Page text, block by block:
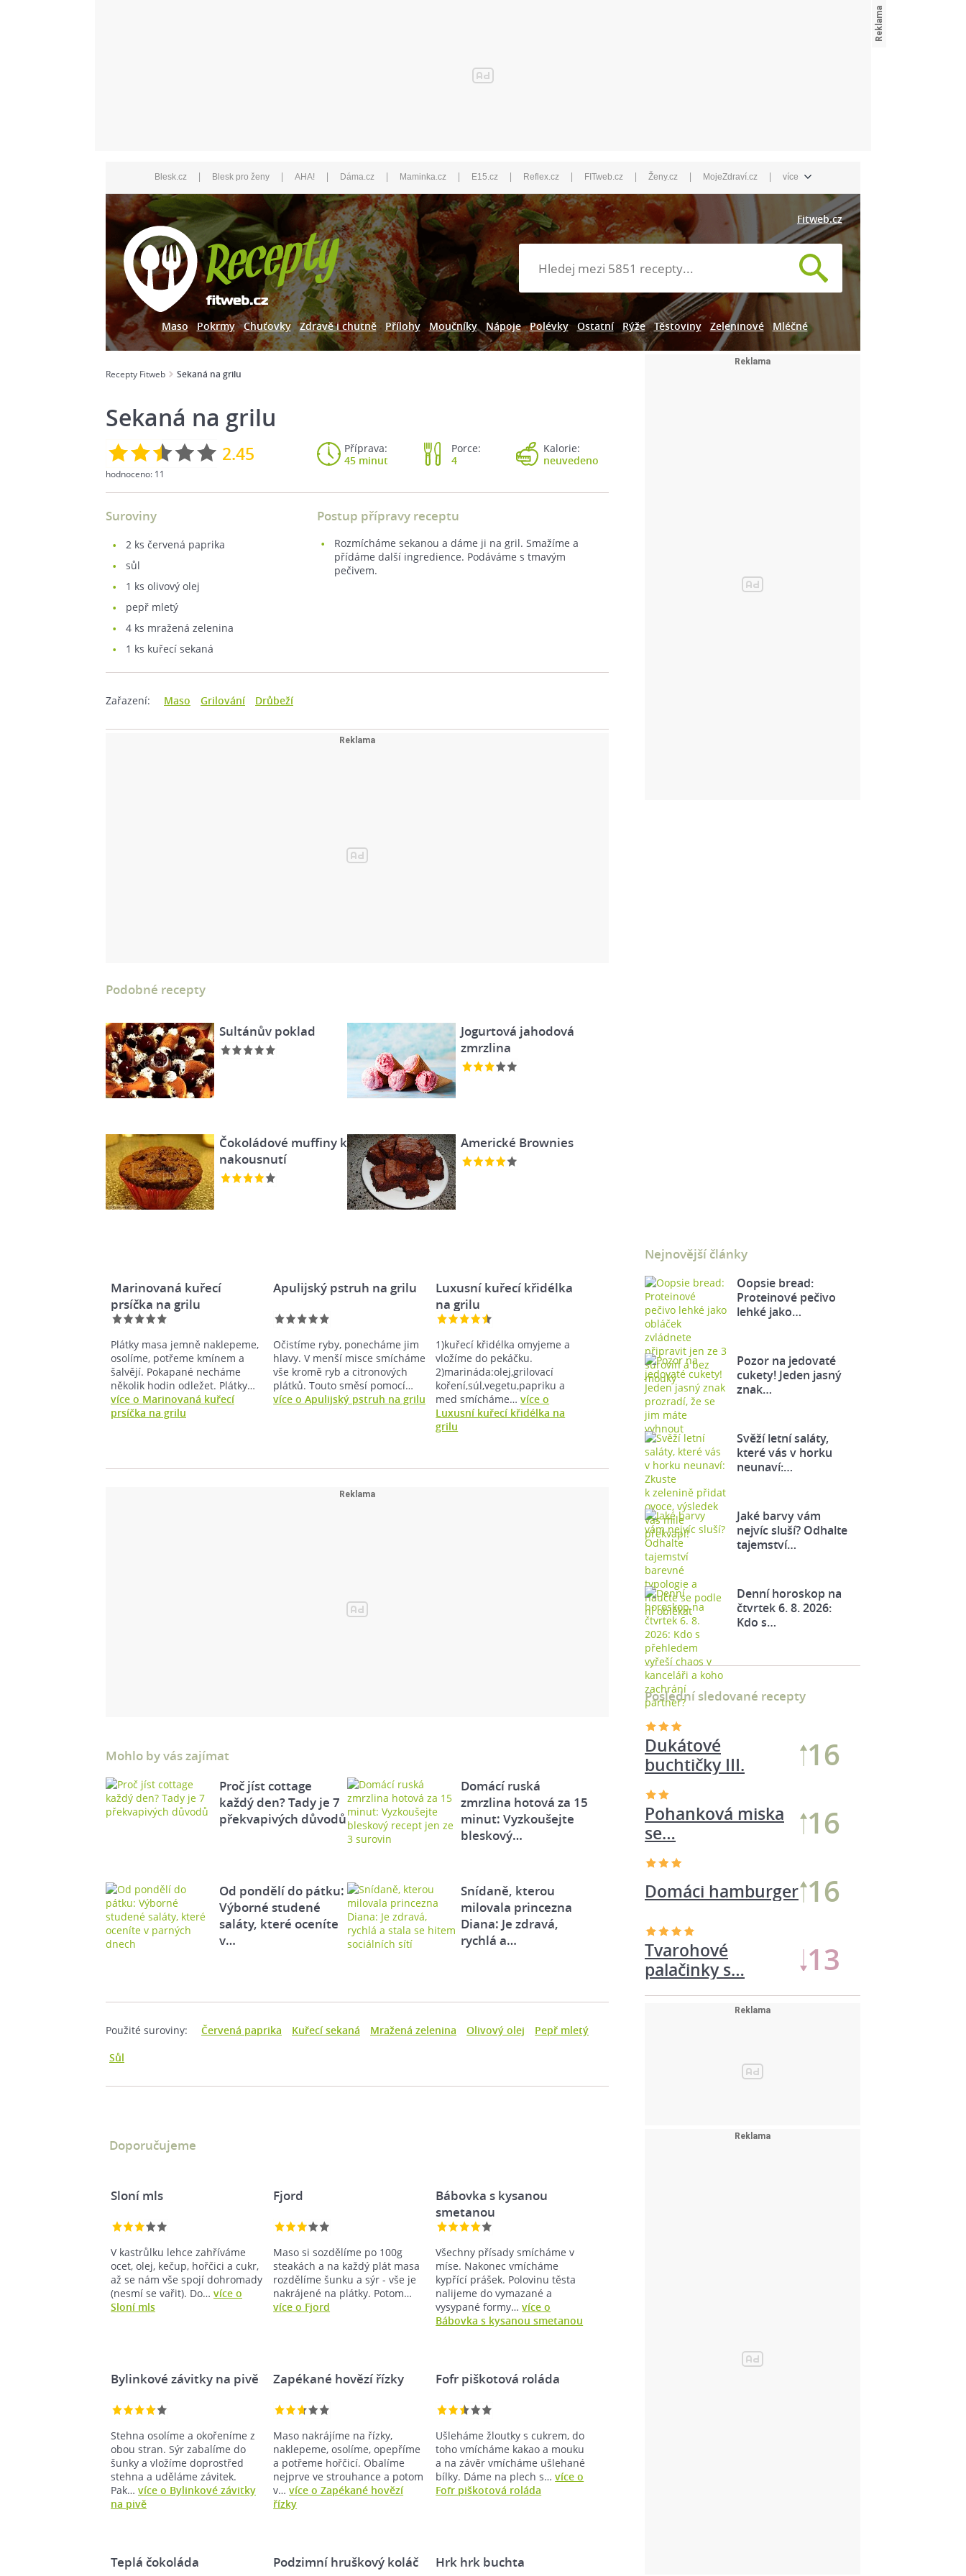
Blesk.cz | Blesk pro ženy | AHA! | Dáma.cz | Maminka.cz | E15.cz | Reflex.cz | FITweb.cz | Ženy.cz | MojeZdraví.cz | více
Fitweb.cz
Maso Pokrmy Chuťovky Zdravě i chutně Přílohy Moučníky Nápoje Polévky Ostatní Rýže Těstoviny Zeleninové Mléčné
Recepty Fitweb Sekaná na grilu
Sekaná na grilu
2.45
hodnoceno: 11
Příprava:
45 minut
Porce:
4
Kalorie:
neuvedeno
Suroviny
2 ks červená paprika
sůl
1 ks olivový olej
pepř mletý
4 ks mražená zelenina
1 ks kuřecí sekaná
Postup přípravy receptu
Rozmícháme sekanou a dáme ji na gril. Smažíme a
přídáme další ingredience. Podáváme s tmavým
pečivem.
Zařazení: Maso Grilování Drůbeží
Podobné recepty
Sultánův poklad
Jogurtová jahodová
zmrzlina
Čokoládové muffiny k
nakousnutí
Americké Brownies
Marinovaná kuřecí
prsíčka na grilu
Plátky masa jemně naklepeme,
osolíme, potřeme kmínem a
šalvějí. Pokapané necháme
několik hodin odležet. Plátky…
více o Marinovaná kuřecí
prsíčka na grilu
Apulijský pstruh na grilu
Očistíme ryby, ponecháme jim
hlavy. V menší misce smícháme
vše kromě ryb a citronových
plátků. Touto směsí pomocí…
více o Apulijský pstruh na grilu
Luxusní kuřecí křidélka
na grilu
1)kuřecí křidélka omyjeme a
vložíme do pekáčku.
2)marináda:olej,grilovací
koření,súl,vegetu,papriku a
med smícháme…více o
Luxusní kuřecí křidélka na
grilu
Mohlo by vás zajímat
Proč jíst cottage
každý den? Tady je 7
překvapivých důvodů
Domácí ruská
zmrzlina hotová za 15
minut: Vyzkoušejte
bleskový…
Od pondělí do pátku:
Výborné studené
saláty, které oceníte
v…
Snídaně, kterou
milovala princezna
Diana: Je zdravá,
rychlá a…
Použité suroviny: Červená paprika Kuřecí sekaná Mražená zelenina Olivový olej
Pepř mletý
Sůl
Doporučujeme
Sloní mls
V kastrůlku lehce zahříváme
ocet, olej, kečup, hořčici a cukr,
až se nám vše spojí dohromady
(nesmí se vařit). Do… více o
Sloní mls
Fjord
Maso si sozdělíme po 100g
steakách a na každý plát masa
rozdělíme šunku a sýr - vše je
nakrájené na plátky. Potom…
více o Fjord
Bábovka s kysanou
smetanou
Všechny přísady smícháme v
míse. Nakonec vmícháme
kypřící prášek. Polovinu těsta
nalijeme do vymazané a
vysypané formy…více o
Bábovka s kysanou smetanou
Bylinkové závitky na pivě
Stehna osolíme a okořeníme z
obou stran. Sýr zabalíme do
šunky a vložíme doprostřed
stehna a uděláme závitek.
Pak… více o Bylinkové závitky
na pivě
Zapékané hovězí řízky
Maso nakrájíme na řízky,
naklepeme, osolíme, opepříme
a potřeme hořčicí. Obalíme
nejprve ve strouhance a potom
v…více o Zapékané hovězí
řízky
Fofr piškotová roláda
Ušleháme žloutky s cukrem, do
toho vmícháme kakao a mouku
a na závěr vmícháme ušlehané
bílky. Dáme na plech s…více o
Fofr piškotová roláda
Teplá čokoláda Podzimní hruškový koláč Hrk hrk buchta
Nejnovější články
Oopsie bread:
Proteinové pečivo
lehké jako…
Pozor na jedovaté
cukety! Jeden jasný
znak…
Svěží letní saláty,
které vás v horku
neunaví:…
Jaké barvy vám
nejvíc sluší? Odhalte
tajemství…
Denní horoskop na
čtvrtek 6. 8. 2026:
Kdo s…
Poslední sledované recepty
Dukátové
buchtičky III.
16
Pohanková miska
se…
16
Domáci hamburger 16
Tvarohové
palačinky s…
15